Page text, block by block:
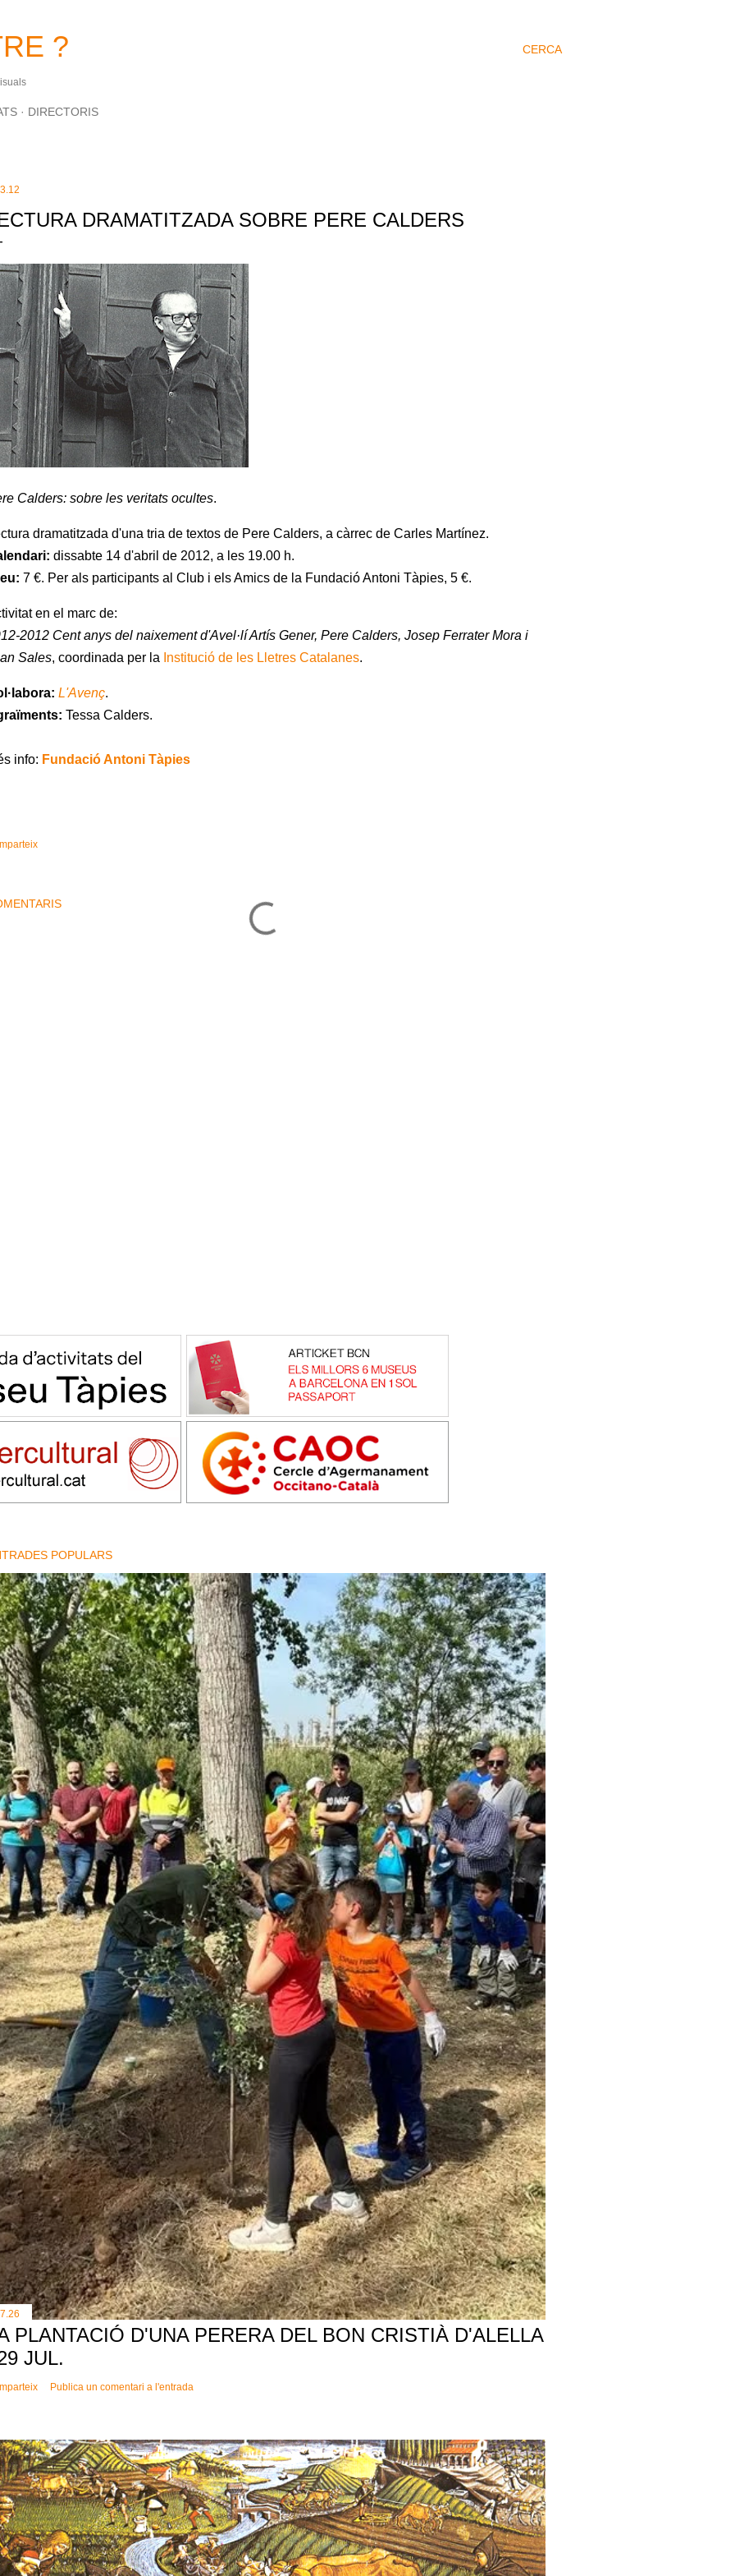
CERCA
?
DIRECTORIS
DRAMATITZADA SOBRE PERE CALDERS
Calders: sobre les veritats ocultes.
dramatitzada d'una tria de textos de Pere Calders, a càrrec de Carles Martínez.
dissabte 14 d'abril de 2012, a les 19.00 h.
7 €. Per als participants al Club i els Amics de la Fundació Antoni Tàpies, 5 €.
en el marc de:
2012 Cent anys del naixement d'Avel·lí Artís Gener, Pere Calders, Josep Ferrater Mora i
Sales, coordinada per la Institució de les Lletres Catalanes.
L'Avenç.
Tessa Calders.
info: Fundació Antoni Tàpies
POPULARS
PLANTACIÓ D'UNA PERERA DEL BON CRISTIÀ D'ALELLA
JUL.
Publica un comentari a l'entrada